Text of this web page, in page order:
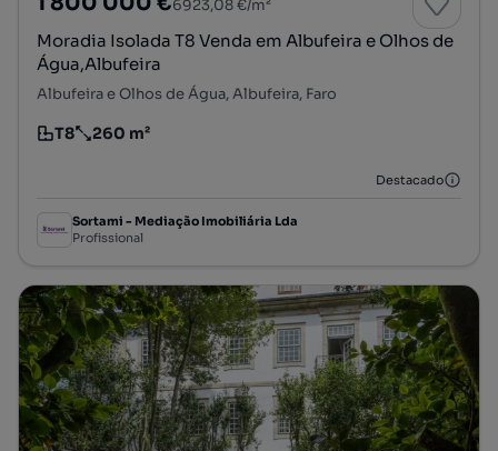
6923,08 €/m²
Moradia Isolada T8 Venda em Albufeira e Olhos de
Água,Albufeira
Albufeira e Olhos de Água, Albufeira, Faro
Tipologia
T8
Preço por metro quadrado
260 m²
Destacado
Sortami - Mediação Imobiliária Lda
Profissional